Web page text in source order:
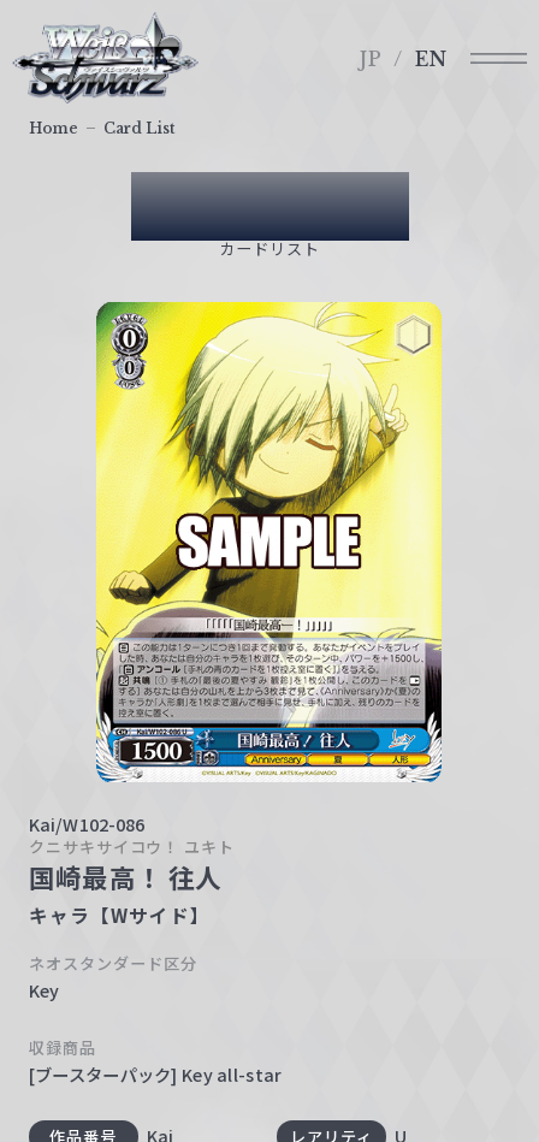
ァ
イ
JP EN
Card List
カードリスト
Home Card List
Kai/W102-086
クニサキサイコウ！ ユキト
国崎最高！ 往人
キャラ【Wサイド】
ネオスタンダード区分
Key
収録商品
[ブースターパック] Key all-star
作品番号 Kai レアリティ U